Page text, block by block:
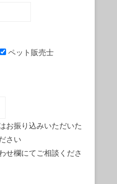
ペット販売士
お振り込みいただいた
さい
せ欄にてご相談くださ